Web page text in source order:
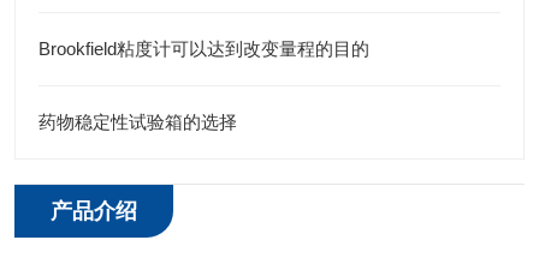
Brookfield粘度计可以达到改变量程的目的
药物稳定性试验箱的选择
产品介绍